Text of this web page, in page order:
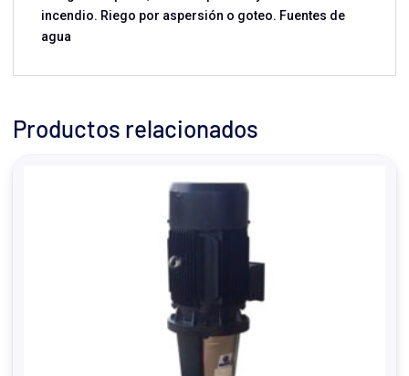
incendio. Riego por aspersión o goteo. Fuentes de
agua
Productos relacionados